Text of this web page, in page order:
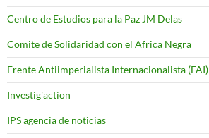
Centro de Estudios para la Paz JM Delas
Comite de Solidaridad con el Africa Negra
Frente Antiimperialista Internacionalista (FAI)
Investig'action
IPS agencia de noticias